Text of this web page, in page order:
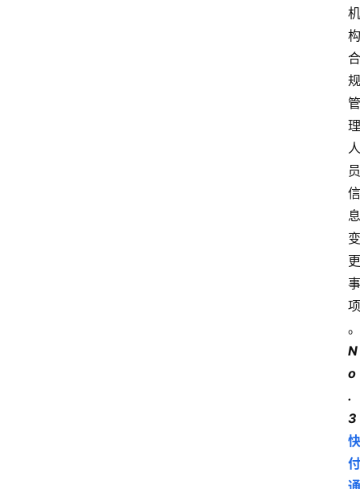
机
构
合
规
管
理
人
员
信
息
变
更
事
项
。
N
o
.
3
快
付
通